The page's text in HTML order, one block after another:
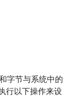
字节与系统中的
行以下操作来设